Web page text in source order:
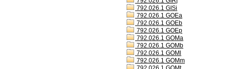
792.026.1 GISi
792.026.1 GOEa
792.026.1 GOEb
792.026.1 GOEp
792.026.1 GOMa
792.026.1 GOMb
792.026.1 GOMl
792.026.1 GOMm